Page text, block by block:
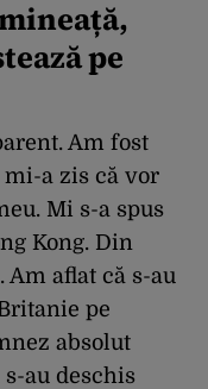
pe
Am fost
a zis că vor
Mi s-a spus
Kong. Din
Am aflat că s-au
pe
absolut
au deschis